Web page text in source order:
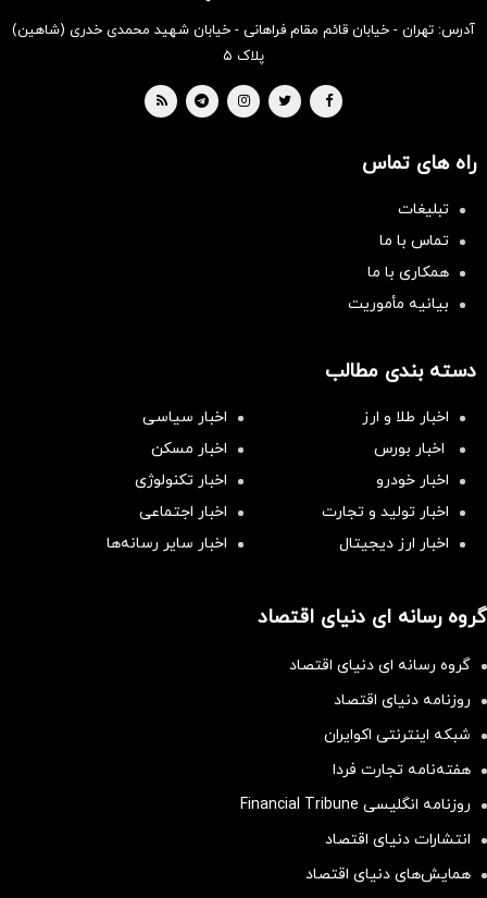
آدرس: تهران - خیابان قائم مقام فراهانی - خیابان شهید محمدی خدری (شاهین)
پلاک ۵
راه های تماس
تبلیغات
تماس با ما
همکاری با ما
بیانیه مأموریت
دسته بندی مطالب
اخبار طلا و ارز
اخبار سیاسی
اخبار بورس
اخبار مسکن
اخبار خودرو
اخبار تکنولوژی
اخبار تولید و تجارت
اخبار اجتماعی
اخبار ارز دیجیتال
اخبار سایر رسانه‌‌ها
گروه رسانه ای دنیای اقتصاد
گروه رسانه ای دنیای اقتصاد
روزنامه دنیای اقتصاد
شبکه اینترنتی اکوایران
هفته‌نامه تجارت فردا
روزنامه انگلیسی Financial Tribune
انتشارات دنیای اقتصاد
همایش‌های دنیای اقتصاد